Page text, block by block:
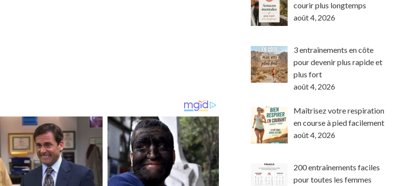
courir plus longtemps
août 4, 2026
3 entraînements en côte
pour devenir plus rapide et
plus fort
août 4, 2026
Maîtrisez votre respiration
en course à pied facilement
août 4, 2026
200 entraînements faciles
pour toutes les femmes